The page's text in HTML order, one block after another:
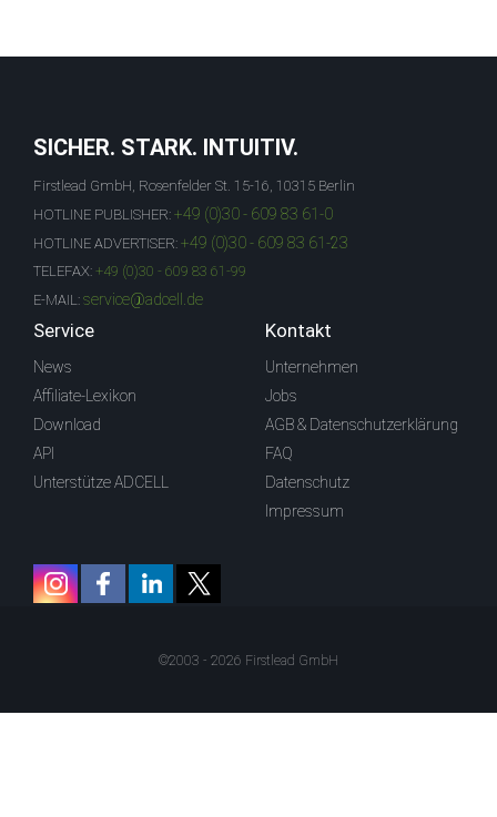
SICHER. STARK. INTUITIV.
Firstlead GmbH, Rosenfelder St. 15-16, 10315 Berlin
HOTLINE PUBLISHER: +49 (0)30 - 609 83 61-0
HOTLINE ADVERTISER: +49 (0)30 - 609 83 61-23
TELEFAX: +49 (0)30 - 609 83 61-99
E-MAIL: service@adcell.de
Service
News
Affiliate-Lexikon
Download
API
Unterstütze ADCELL
Kontakt
Unternehmen
Jobs
AGB & Datenschutzerklärung
FAQ
Datenschutz
Impressum
©2003 - 2026 Firstlead GmbH